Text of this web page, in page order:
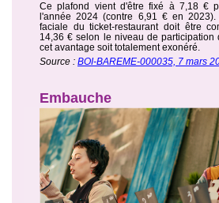
Ce plafond vient d'être fixé à 7,18 €
l'année 2024 (contre 6,91 € en
faciale du ticket-restaurant doit être
14,36 € selon le niveau de participation
cet avantage soit totalement exonéré.
Source : BOI-BAREME-000035, 7 mars
Embauche